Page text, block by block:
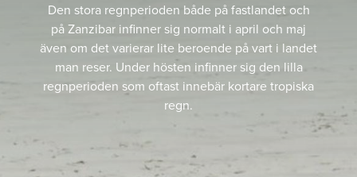
Den stora regnperioden både på fastlandet och
på Zanzibar infinner sig normalt i april och maj
även om det varierar lite beroende på vart i landet
man reser. Under hösten infinner sig den lilla
regnperioden som oftast innebär kortare tropiska
regn.